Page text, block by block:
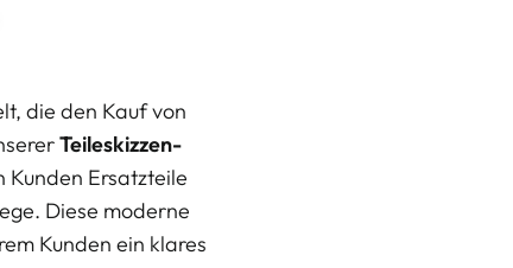
die den Kauf von
Teileskizzen-
Kunden Ersatzteile
Diese moderne
Kunden ein klares